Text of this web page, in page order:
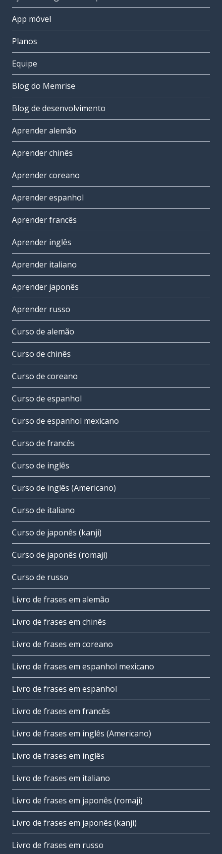
App móvel
Planos
Equipe
Blog do Memrise
Blog de desenvolvimento
Aprender alemão
Aprender chinês
Aprender coreano
Aprender espanhol
Aprender francês
Aprender inglês
Aprender italiano
Aprender japonês
Aprender russo
Curso de alemão
Curso de chinês
Curso de coreano
Curso de espanhol
Curso de espanhol mexicano
Curso de francês
Curso de inglês
Curso de inglês (Americano)
Curso de italiano
Curso de japonês (kanji)
Curso de japonês (romaji)
Curso de russo
Livro de frases em alemão
Livro de frases em chinês
Livro de frases em coreano
Livro de frases em espanhol mexicano
Livro de frases em espanhol
Livro de frases em francês
Livro de frases em inglês (Americano)
Livro de frases em inglês
Livro de frases em italiano
Livro de frases em japonês (romaji)
Livro de frases em japonês (kanji)
Livro de frases em russo